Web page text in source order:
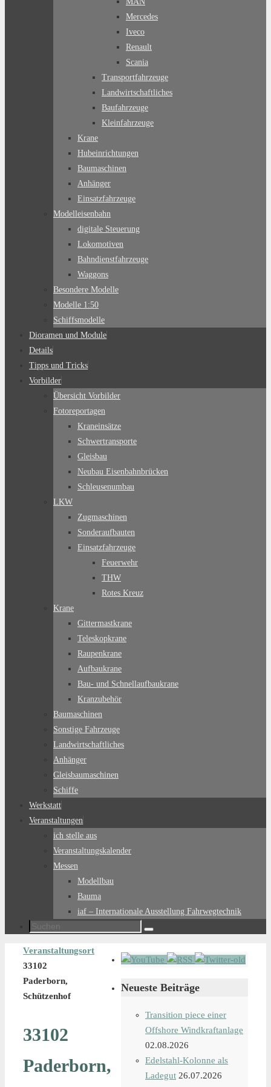
Mercedes
Iveco
Renault
Scania
Transportfahrzeuge
Landwirtschaftliches
Baufahrzeuge
Kleinfahrzeuge
Krane
Hubeinrichtungen
Baumaschinen
Anhänger
Einsatzfahrzeuge
Modelleisenbahn
digitale Steuerung
Lokomotiven
Bahndienstfahrzeuge
Waggons
Besondere Modelle
Modelle 1:50
Schiffsmodelle
Dioramen und Module
Details
Tipps und Tricks
Vorbilder
Übersicht Vorbilder
Fotoreportagen
Kraneinsätze
Schwertransporte
Gleisbau
Neubau Eisenbahnbrücken
Schleusenumbau
LKW
Zugmaschinen
Sonderaufbauten
Einsatzfahrzeuge
Feuerwehr
THW
Rotes Kreuz
Krane
Gittermastkrane
Teleskopkrane
Raupenkrane
Aufbaukrane
Bau- und Schnellaufbaukrane
Kranzubehör
Baumaschinen
Sonstige Fahrzeuge
Landwirtschaftliches
Anhänger
Gleisbaumaschinen
Schiffe
Werkstatt
Veranstaltungen
ich stelle aus
Veranstaltungskalender
Messen
Modellbau
Bauma
iaf – Internationale Ausstellung Fahrwegtechnik
Suchen
Suchen
Start
Veranstaltungsort
33102
Paderborn,
Schützenhof
33102
Paderborn,
Neueste Beiträge
Transition piece einer
Offshore Windkraftanlage
02.08.2026
Edelstahl-Kolonne als
Ladegut 26.07.2026